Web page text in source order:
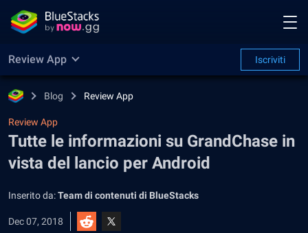
Review App Iscriviti
Blog Review App
Review App
Tutte le informazioni su GrandChase in
vista del lancio per Android
Inserito da:Team di contenuti di BlueStacks
Dec 07, 2018